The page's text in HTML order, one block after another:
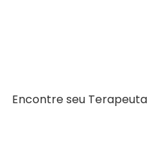
Encontre seu Terapeuta